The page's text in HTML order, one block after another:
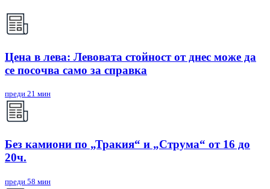
Цена в лева: Левовата стойност от днес може да
се посочва само за справка
преди 21 мин
Без камиони по „Тракия“ и „Струма“ от 16 до
20ч.
преди 58 мин